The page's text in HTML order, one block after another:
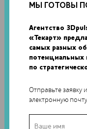
МЫ ГОТОВЫ
Агентство
«Текарт»
самых разных
потенциальных
по
Отправьте заявку
электронную почту.
В особенности
участники школы 3D-
инженерного
9